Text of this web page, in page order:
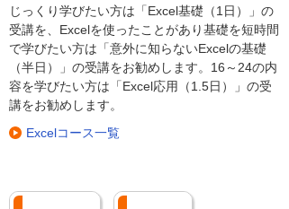
じっくり学びたい方は「Excel基礎（1日）」の
受講を、Excelを使ったことがあり基礎を短時間
で学びたい方は「意外に知らないExcelの基礎
（半日）」の受講をお勧めします。16～24の内
容を学びたい方は「Excel応用（1.5日）」の受
講をお勧めします。
Excelコース一覧